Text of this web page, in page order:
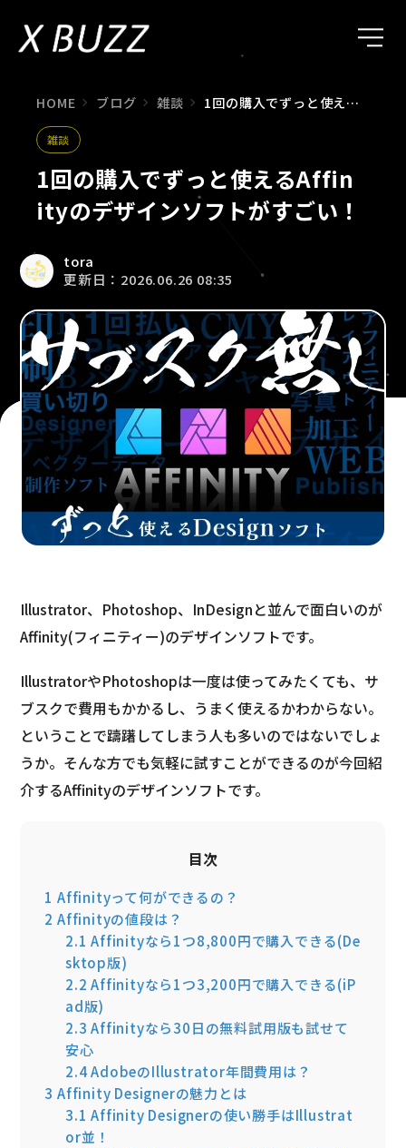
HOME ブログ 雑談 1回の購入でずっと使えるAffinityのデザインソフトがすごい！
雑談
1回の購入でずっと使えるAffin
ityのデザインソフトがすごい！
tora
更新日：2026.06.26 08:35
Illustrator、Photoshop、InDesignと並んで面白いのが
Affinity(フィニティー)のデザインソフトです。
IllustratorやPhotoshopは一度は使ってみたくても、サ
ブスクで費用もかかるし、うまく使えるかわからない。
ということで躊躇してしまう人も多いのではないでしょ
うか。そんな方でも気軽に試すことができるのが今回紹
介するAffinityのデザインソフトです。
目次
1 Affinityって何ができるの？
2 Affinityの値段は？
2.1 Affinityなら1つ8,800円で購入できる(De
sktop版)
2.2 Affinityなら1つ3,200円で購入できる(iP
ad版)
2.3 Affinityなら30日の無料試用版も試せて
安心
2.4AdobeのIllustrator年間費用は？
3 Affinity Designerの魅力とは
3.1 Affinity Designerの使い勝手はIllustrat
or並！